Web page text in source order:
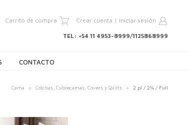
Carrito de compra Crear cuenta | Iniciar sesión
TEL: +54 11 4953-8999/1125868999
CONTACTO
Cama > Colchas, Cubrecamas, Covers y Quilts > 2 pl / 2¼ / Full